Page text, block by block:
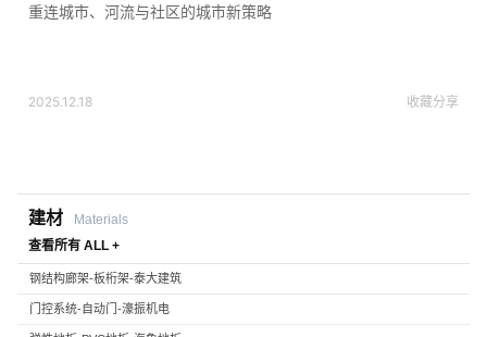
重连城市、河流与社区的城市新策略
2025.12.18 收藏分享
建材
Materials
查看所有 ALL +
钢结构廊架-板桁架-泰大建筑
门控系统-自动门-濠振机电